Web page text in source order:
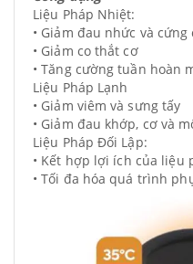
Liệu Pháp Nhiệt:
• Giảm đau nhức và cứng
• Giảm co thắt cơ
• Tăng cường tuần hoàn
Liệu Pháp Lạnh
• Giảm viêm và sưng tấy
• Giảm đau khớp, cơ và
Liệu Pháp Đối Lập:
• Kết hợp lợi ích của liệu
• Tối đa hóa quá trình